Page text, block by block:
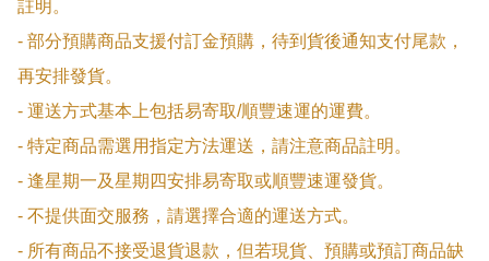
註明。
- 部分預購商品支援付訂金預購，待到貨後通知支付尾款，
再安排發貨。
- 運送方式基本上包括易寄取/順豐速運的運費。
- 特定商品需選用指定方法運送，請注意商品註明。
- 逢星期一及星期四安排易寄取或順豐速運發貨。
- 不提供面交服務，請選擇合適的運送方式。
- 所有商品不接受退貨退款，但若現貨、預購或預訂商品缺